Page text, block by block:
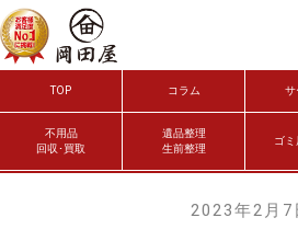
TOP コラム サ
不用品
回収･買取
遺品整理
生前整理
ゴ
2023年2月7